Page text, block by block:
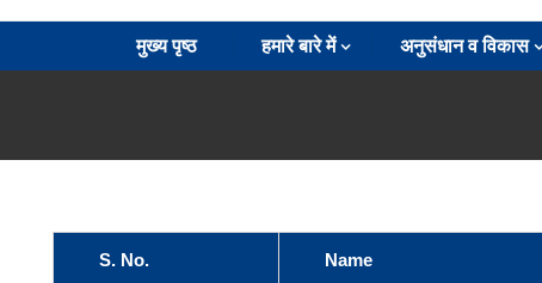
मुख्य पृष्ठ हमारे बारे में अनुसंधान व विकास
S. No. Name